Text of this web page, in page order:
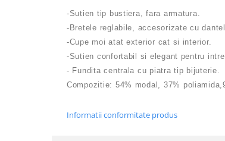
-Sutien tip bustiera, fara armatura.
-Bretele reglabile, accesorizate cu
-Cupe moi atat exterior cat si interior.
-Sutien confortabil si elegant pentru
- Fundita centrala cu piatra tip bijuterie.
Compozitie: 54% modal, 37%
Informatii conformitate produs